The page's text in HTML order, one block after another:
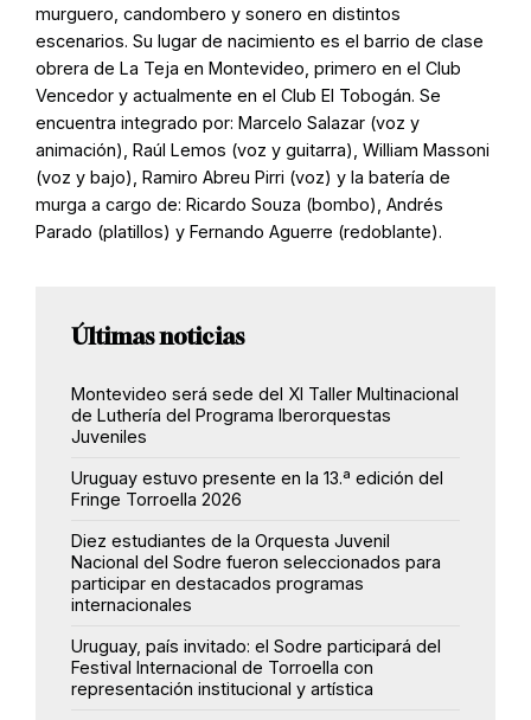
murguero, candombero y sonero en distintos
escenarios. Su lugar de nacimiento es el barrio de clase
obrera de La Teja en Montevideo, primero en el Club
Vencedor y actualmente en el Club El Tobogán. Se
encuentra integrado por: Marcelo Salazar (voz y
animación), Raúl Lemos (voz y guitarra), William Massoni
(voz y bajo), Ramiro Abreu Pirri (voz) y la batería de
murga a cargo de: Ricardo Souza (bombo), Andrés
Parado (platillos) y Fernando Aguerre (redoblante).
Últimas noticias
Montevideo será sede del XI Taller Multinacional
de Luthería del Programa Iberorquestas
Juveniles
Uruguay estuvo presente en la 13.ª edición del
Fringe Torroella 2026
Diez estudiantes de la Orquesta Juvenil
Nacional del Sodre fueron seleccionados para
participar en destacados programas
internacionales
Uruguay, país invitado: el Sodre participará del
Festival Internacional de Torroella con
representación institucional y artística